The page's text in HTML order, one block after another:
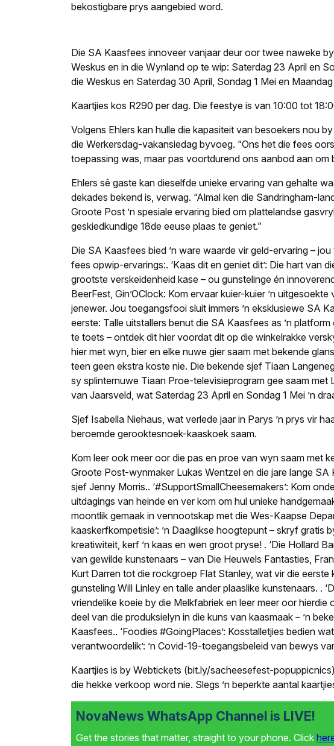
bekostigbare prys aangebied word.
Die SA Kaasfees innoveer vanjaar deur oor twee naweke
Weskus en in die Wynland op te wip: Saterdag 23 April en
die Weskus en Saterdag 30 April, Sondag 1 Mei en
Kaartjies kos R290 per dag. Die feestye is van 10:00 tot
Volgens Ehlers kan hulle die kapasiteit van besoekers nou
die Werkersdag-vakansiedag byvoeg. “Ons het die fees
toepassing was, maar pas voortdurend ons aanbod aan om
Ehlers sê gaste kan dieselfde unieke ervaring van gehalte
dekades bekend is, verwag. “Almal ken die Sandringham-
Groote Post ’n spesiale ervaring bied om plattelandse
geskiedkundige 18de eeuse plaas te geniet.”
Die SA Kaasfees bied ’n ware waarde vir geld-ervaring –
fees opwip-ervarings:. ‘Kaas dit en geniet dit’: Die hart van
grootste verskeidenheid kase – ou gunstelinge én
BeerFest, Gin’OClock: Kom ervaar kuier-kuier ’n
jenewer. Jou toegangsfooi sluit immers ’n eksklusiewe SA
eerste: Talle uitstallers benut die SA Kaasfees as ’n
te toets – ontdek dit hier voordat dit op die winkelrakke
hier met wyn, bier en elke nuwe gier saam met bekende
teen geen ekstra koste nie. Die bekende sjef Tiaan
sy splinternuwe Tiaan Proe-televisieprogram gee saam met
van Jaarsveld, wat Saterdag 23 April en Sondag 1 Mei ’n
Sjef Isabella Niehaus, wat verlede jaar in Parys ’n prys vir
beroemde gerooktesnoek-kaaskoek saam.
Kom leer ook meer oor die pas en proe van wyn saam met
Groote Post-wynmaker Lukas Wentzel en die jare lange
sjef Jenny Morris.. ‘#SupportSmallCheesemakers’: Kom
uitdagings van heinde en ver kom om hul unieke
moontlik gemaak in vennootskap met die Wes-Kaapse
kaaskerfkompetisie’: ’n Daaglikse hoogtepunt – skryf gratis
kreatiwiteit, kerf ’n kaas en wen groot pryse! . ‘Die Hollard
van gewilde kunstenaars – van Die Heuwels Fantasties,
Kurt Darren tot die rockgroep Flat Stanley, wat vir die
gunsteling Will Linley en talle ander plaaslike kunstenaars. .
vriendelike koeie by die Melkfabriek en leer meer oor hierdie
deel van die produksielyn in die kuns van kaasmaak – ’n
Kaasfees.. ‘Foodies #GoingPlaces’: Kosstalletjies bedien
verantwoordelik’: ’n Covid-19-toegangsbeleid van bewys
Kaartjies is by Webtickets (bit.ly/sacheesefest-
die hekke verkoop word nie. Slegs ’n beperkte aantal
NovaNews WhatsApp Channel is LIVE!
Get the stories that matter, straight to your phone. Click